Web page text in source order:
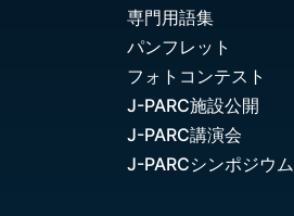
専門用語集
パンフレット
フォトコンテスト
J-PARC施設公開
J-PARC講演会
J-PARCシンポジウム